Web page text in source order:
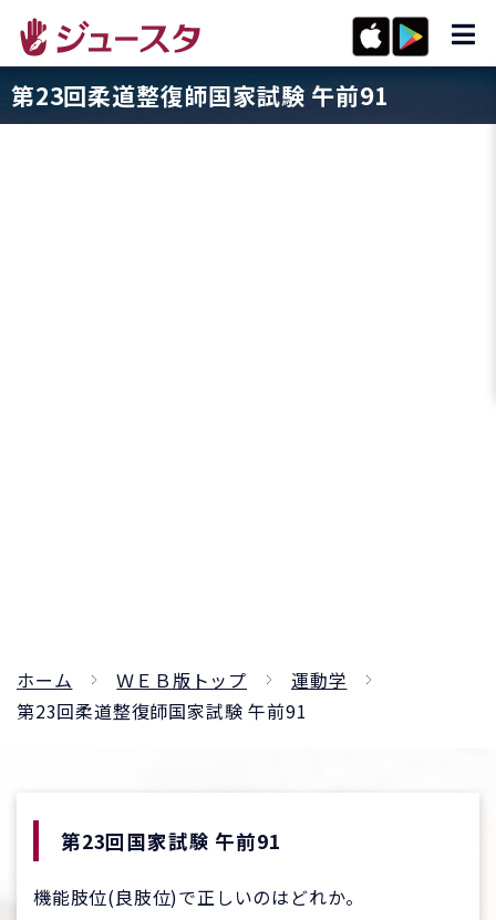
第23回柔道整復師国家試験 午前91
ホーム ＷＥＢ版トップ
運動学
第23回柔道整復師国家試験 午前91
第23回国家試験 午前91
機能肢位(良肢位)で正しいのはどれか。